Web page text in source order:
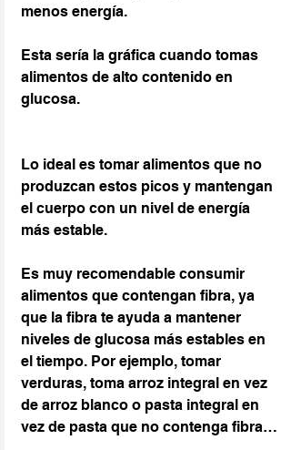
menos energía.
Esta sería la gráfica cuando tomas
alimentos de alto contenido en
glucosa.
Lo ideal es tomar alimentos que no
produzcan estos picos y mantengan
el cuerpo con un nivel de energía
más estable.
Es muy recomendable consumir
alimentos que contengan fibra, ya
que la fibra te ayuda a mantener
niveles de glucosa más estables en
el tiempo. Por ejemplo, tomar
verduras, toma arroz integral en vez
de arroz blanco o pasta integral en
vez de pasta que no contenga fibra…